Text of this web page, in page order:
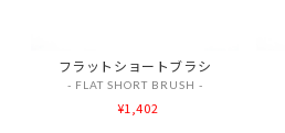
フラットショートブラシ
- FLAT SHORT BRUSH -
¥1,402